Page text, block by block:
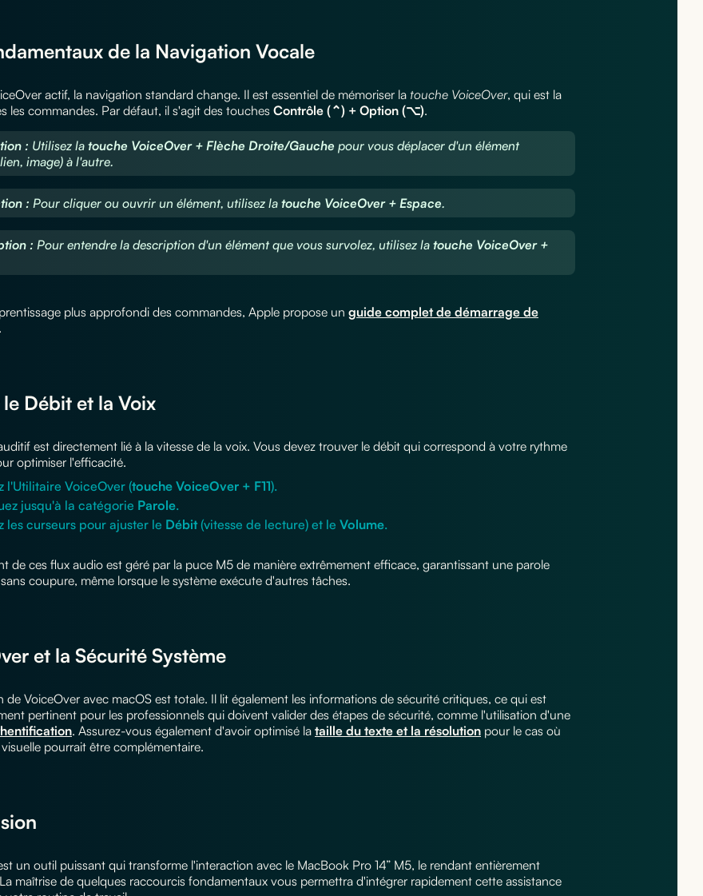
de la Navigation Vocale
actif, la navigation standard change. Il est essentiel de mémoriser la touche VoiceOver, qui est la
les commandes. Par défaut, il s'agit des touches Contrôle (⌃) + Option (⌥).
: Utilisez la touche VoiceOver + Flèche Droite/Gauche pour vous déplacer d'un élément
image) à l'autre.
: Pour cliquer ou ouvrir un élément, utilisez la touche VoiceOver + Espace.
: Pour entendre la description d'un élément que vous survolez, utilisez la touche VoiceOver +
plus approfondi des commandes, Apple propose un guide complet de démarrage de
.
Débit et la Voix
est directement lié à la vitesse de la voix. Vous devez trouver le débit qui correspond à votre rythme
optimiser l'efficacité.
l'Utilitaire VoiceOver (touche VoiceOver + F11).
jusqu'à la catégorie Parole.
les curseurs pour ajuster le Débit(vitesse de lecture) et le Volume.
de ces flux audio est géré par la puce M5 de manière extrêmement efficace, garantissant une parole
coupure, même lorsque le système exécute d'autres tâches.
et la Sécurité Système
de VoiceOver avec macOS est totale. Il lit également les informations de sécurité critiques, ce qui est
pertinent pour les professionnels qui doivent valider des étapes de sécurité, comme l'utilisation d'une
. Assurez-vous également d'avoir optimisé la taille du texte et la résolution pour le cas où
pourrait être complémentaire.
un outil puissant qui transforme l'interaction avec le MacBook Pro 14” M5, le rendant entièrement
maîtrise de quelques raccourcis fondamentaux vous permettra d'intégrer rapidement cette assistance